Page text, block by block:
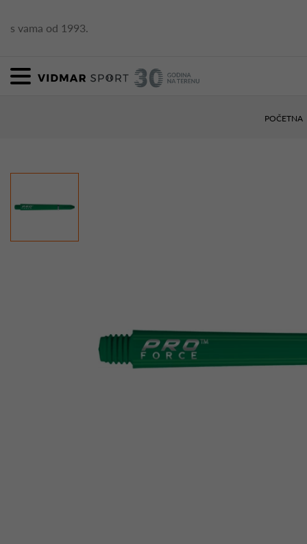
s vama od 1993.
POČETNA